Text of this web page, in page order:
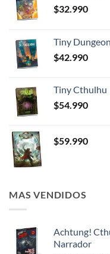
$32.990
Tiny Dungeon
$42.990
Tiny Cthulhu
$54.990
$59.990
MAS VENDIDOS
Achtung!
Narrador